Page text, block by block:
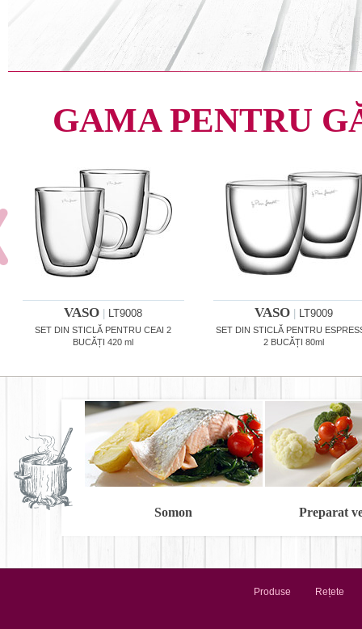
GAMA PENTRU
VASO LT9008
SET DIN STICLĂ PENTRU CEAI 2
BUCĂȚI 420 ml
VASO LT9009
SET DIN STICLĂ PENTRU
2 BUCĂȚI 80ml
Somon Preparat
Produse Rețete